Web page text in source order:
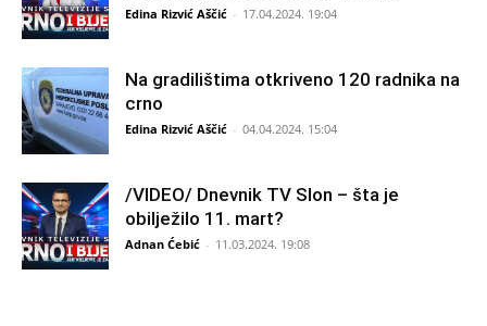
Edina Rizvić Aščić - 17.04.2024. 19:04
Na gradilištima otkriveno 120 radnika na
crno
Edina Rizvić Aščić - 04.04.2024. 15:04
/VIDEO/ Dnevnik TV Slon – šta je
obilježilo 11. mart?
Adnan Ćebić - 11.03.2024. 19:08